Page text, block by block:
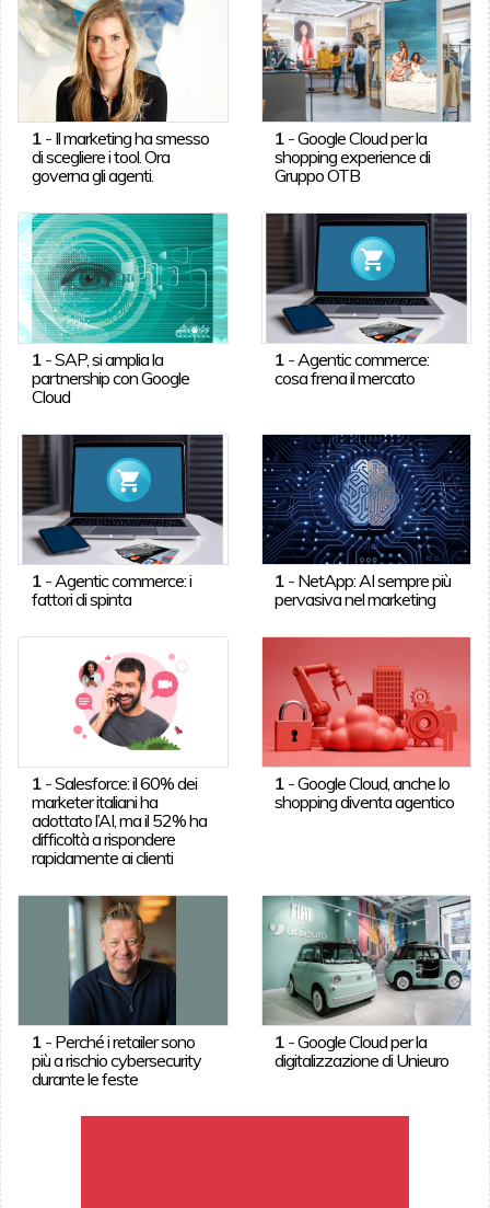
1- Il marketing ha smesso
di scegliere i tool. Ora
governa gli agenti.
1 -Google Cloud per la
shopping experience di
Gruppo OTB
1-SAP, si amplia la
partnership con Google
Cloud
1 -Agentic commerce:
cosa frena il mercato
1- Agentic commerce: i
fattori di spinta
1 - NetApp: AI sempre più
pervasiva nel marketing
1-Salesforce: il 60% dei
marketer italiani ha
adottato l’AI, ma il 52% ha
difficoltà a rispondere
rapidamente ai clienti
1 -Google Cloud, anche lo
shopping diventa agentico
1- Perché i retailer sono
più a rischio cybersecurity
durante le feste
1 -Google Cloud per la
digitalizzazione di Unieuro